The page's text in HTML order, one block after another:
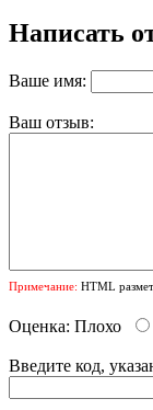
Написать
Ваше имя:
Ваш отзыв:
Примечание: HTML
Оценка: Плохо
Введите код,